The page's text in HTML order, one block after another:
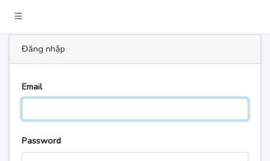
Đăng nhập
Email
Password